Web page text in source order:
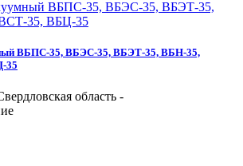
ВБПС-35, ВБЭС-35, ВБЭТ-35, ВБН-35,
35
область -